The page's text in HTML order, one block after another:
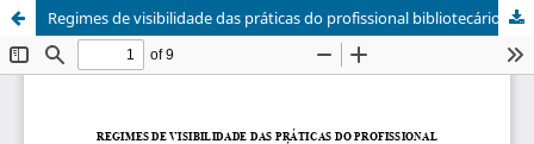
Regimes de visibilidade das práticas do profissional bibliotecário